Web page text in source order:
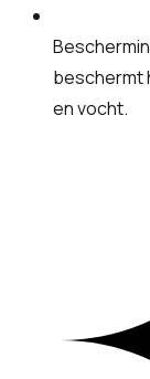
beschermt
en vocht.